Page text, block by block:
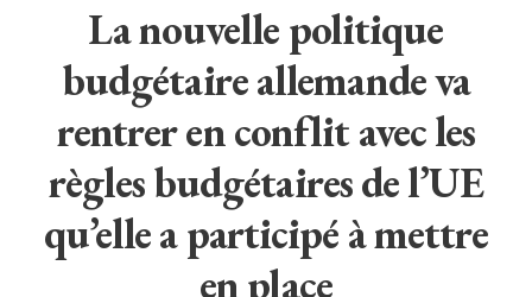
La nouvelle politique
budgétaire allemande va
rentrer en conflit avec les
règles budgétaires de l’UE
qu’elle a participé à mettre
en place